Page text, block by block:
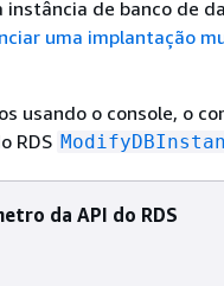
de banco de
uma implantação
usando o console, o
RDS
da API do RDS